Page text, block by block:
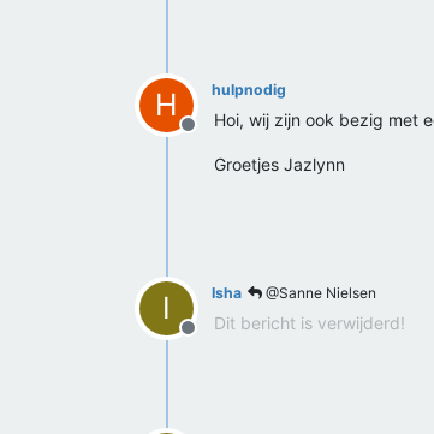
H
Offline
hulpnodig
Hoi, wij zijn ook bezig met
Groetjes Jazlynn
I
Offline
Isha @Sanne Nielsen
Dit bericht is verwijderd!